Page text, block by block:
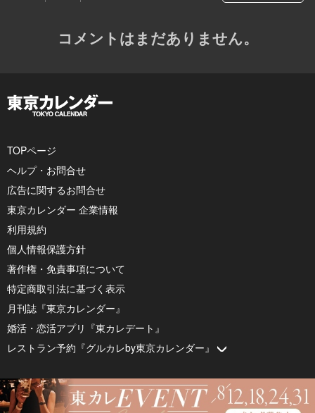
コメントはまだありません。
TOPページ
ヘルプ・お問合せ
広告に関するお問合せ
東京カレンダー 企業情報
利用規約
個人情報保護方針
著作権・免責事項について
特定商取引法に基づく表示
月刊誌『東京カレンダー』
婚活・恋活アプリ『東カレデート』
レストラン予約『グルカレby東京カレンダー』